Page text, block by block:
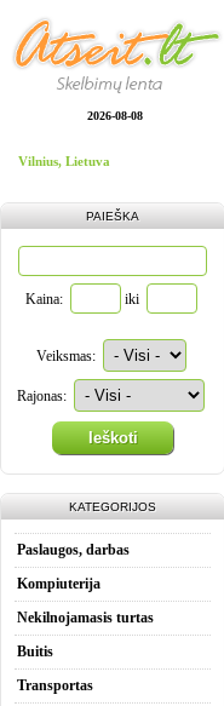
2026-08-08
Vilnius, Lietuva
PAIEŠKA
Kaina: iki
Veiksmas:
Rajonas:
Ieškoti
KATEGORIJOS
Paslaugos, darbas
Kompiuterija
Nekilnojamasis turtas
Buitis
Transportas